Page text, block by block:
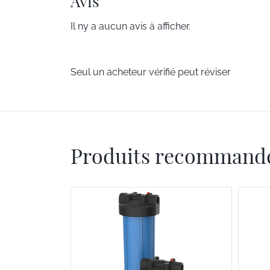
Il ny a aucun avis à afficher.
Seul un acheteur vérifié peut réviser
Produits